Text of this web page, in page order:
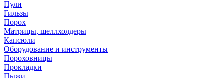
Пули
Гильзы
Порох
Матрицы, шеллхолдеры
Капсюли
Оборудование и инструменты
Пороховницы
Прокладки
Пыжи